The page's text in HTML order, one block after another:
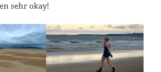
sehr okay!